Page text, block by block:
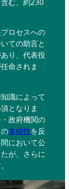
ロセスへの
ての助言と
り、代表役
命されま
識によって
となりま
政府機関の
多様性を反
において公
が、さらに